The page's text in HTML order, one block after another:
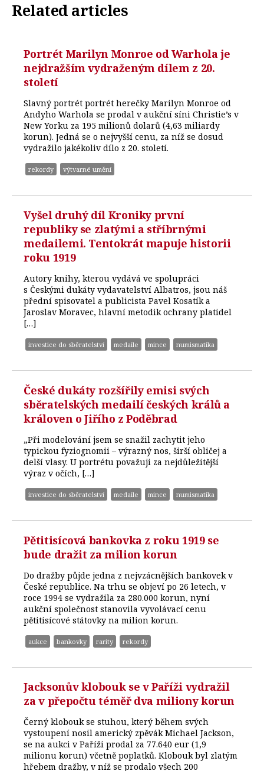
Related articles
Portrét Marilyn Monroe od Warhola je
nejdražším vydraženým dílem z 20.
století
Slavný portrét portrét herečky Marilyn Monroe od
Andyho Warhola se prodal v aukční síni Christie’s v
New Yorku za 195 milionů dolarů (4,63 miliardy
korun). Jedná se o nejvyšší cenu, za níž se dosud
vydražilo jakékoliv dílo z 20. století.
rekordy výtvarné umění
Vyšel druhý díl Kroniky první
republiky se zlatými a stříbrnými
medailemi. Tentokrát mapuje historii
roku 1919
Autory knihy, kterou vydává ve spolupráci
s Českými dukáty vydavatelství Albatros, jsou náš
přední spisovatel a publicista Pavel Kosatík a
Jaroslav Moravec, hlavní metodik ochrany platidel
[…]
investice do sběratelství medaile mince numismatika
České dukáty rozšířily emisi svých
sběratelských medailí českých králů a
královen o Jiřího z Poděbrad
„Při modelování jsem se snažil zachytit jeho
typickou fyziognomii – výrazný nos, širší obličej a
delší vlasy. U portrétu považuji za nejdůležitější
výraz v očích, […]
investice do sběratelství medaile mince numismatika
Pětitisícová bankovka z roku 1919 se
bude dražit za milion korun
Do dražby půjde jedna z nejvzácnějších bankovek v
České republice. Na trhu se objeví po 26 letech, v
roce 1994 se vydražila za 280.000 korun, nyní
aukční společnost stanovila vyvolávací cenu
pětitisícové státovky na milion korun.
aukce bankovky rarity rekordy
Jacksonův klobouk se v Paříži vydražil
za v přepočtu téměř dva miliony korun
Černý klobouk se stuhou, který během svých
vystoupení nosil americký zpěvák Michael Jackson,
se na aukci v Paříži prodal za 77.640 eur (1,9
milionu korun) včetně poplatků. Klobouk byl zlatým
hřebem dražby, v níž se prodalo všech 200